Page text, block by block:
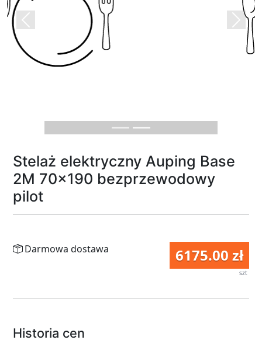
Previous Next
Stelaż elektryczny Auping Base
2M 70x190 bezprzewodowy
pilot
6175.00 zł
szt
Darmowa dostawa
Historia cen